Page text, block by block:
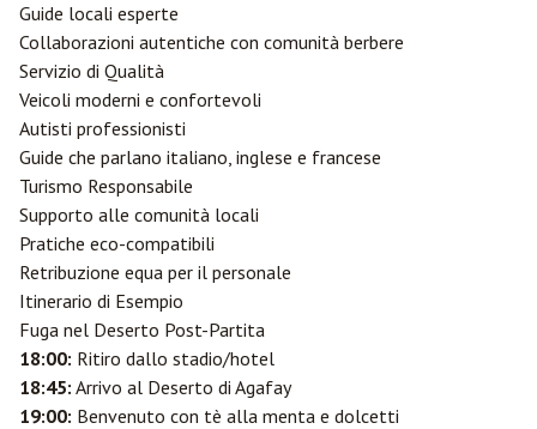
Guide locali esperte
Collaborazioni autentiche con comunità berbere
Servizio di Qualità
Veicoli moderni e confortevoli
Autisti professionisti
Guide che parlano italiano, inglese e francese
Turismo Responsabile
Supporto alle comunità locali
Pratiche eco-compatibili
Retribuzione equa per il personale
Itinerario di Esempio
Fuga nel Deserto Post-Partita
18:00: Ritiro dallo stadio/hotel
18:45: Arrivo al Deserto di Agafay
19:00: Benvenuto con tè alla menta e dolcetti